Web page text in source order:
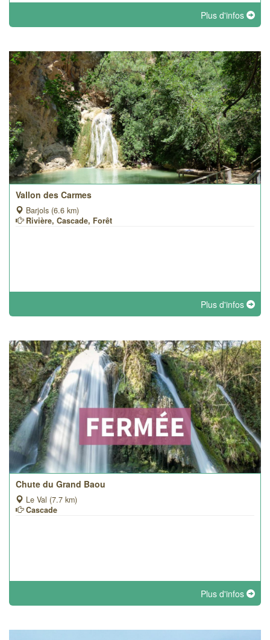
Plus d'infos
Vallon des Carmes
Barjols (6.6 km)
Rivière, Cascade, Forêt
Plus d'infos
Chute du Grand Baou
Le Val (7.7 km)
Cascade
Plus d'infos